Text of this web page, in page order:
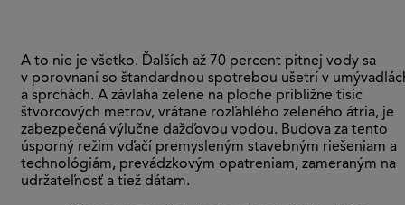
A to nie je všetko. Ďalších až 70 percent pitnej vody sa
v porovnaní so štandardnou spotrebou ušetrí v
a sprchách. A závlaha zelene na ploche približne tisíc
štvorcových metrov, vrátane rozľahlého zeleného átria, je
zabezpečená výlučne dažďovou vodou. Budova za tento
úsporný režim vďačí premysleným stavebným riešeniam a
technológiám, prevádzkovým opatreniam, zameraným na
udržateľnosť a tiež dátam.